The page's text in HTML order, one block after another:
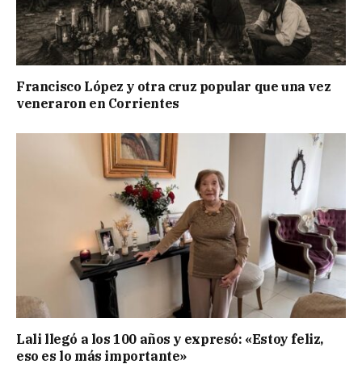
Francisco López y otra cruz popular que una vez
veneraron en Corrientes
Lali llegó a los 100 años y expresó: «Estoy feliz,
eso es lo más importante»